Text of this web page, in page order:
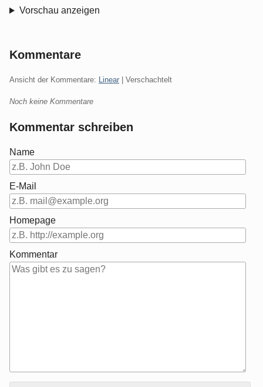
Vorschau anzeigen
Kommentare
Ansicht der Kommentare: Linear | Verschachtelt
Noch keine Kommentare
Kommentar schreiben
Name
E-Mail
Homepage
Kommentar